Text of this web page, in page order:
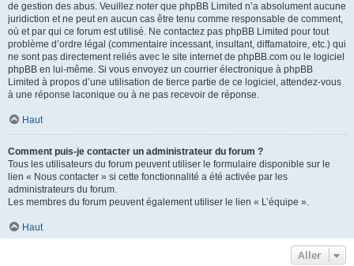
de gestion des abus. Veuillez noter que phpBB Limited n’a absolument aucune
juridiction et ne peut en aucun cas être tenu comme responsable de comment,
où et par qui ce forum est utilisé. Ne contactez pas phpBB Limited pour tout
problème d’ordre légal (commentaire incessant, insultant, diffamatoire, etc.) qui
ne sont pas directement reliés avec le site internet de phpBB.com ou le logiciel
phpBB en lui-même. Si vous envoyez un courrier électronique à phpBB
Limited à propos d’une utilisation de tierce partie de ce logiciel, attendez-vous
à une réponse laconique ou à ne pas recevoir de réponse.
Haut
Comment puis-je contacter un administrateur du forum ?
Tous les utilisateurs du forum peuvent utiliser le formulaire disponible sur le
lien « Nous contacter » si cette fonctionnalité a été activée par les
administrateurs du forum.
Les membres du forum peuvent également utiliser le lien « L’équipe ».
Haut
Aller